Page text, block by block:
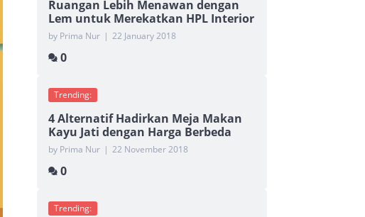
Ruangan Lebih Menawan dengan
Lem untuk Merekatkan HPL Interior
by Prima Nur | 22 January 2018
0
Trending:
4 Alternatif Hadirkan Meja Makan
Kayu Jati dengan Harga Berbeda
by Prima Nur | 22 November 2018
0
Trending: